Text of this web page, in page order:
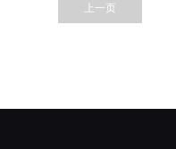
上一页